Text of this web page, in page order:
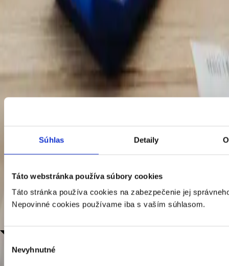
Súhlas Detaily
Táto webstránka používa súbory cookies
Táto stránka používa cookies na zabezpečenie jej
Nepovinné cookies používame iba s vaším súhlasom.
súhlasu
Nevyhnutné